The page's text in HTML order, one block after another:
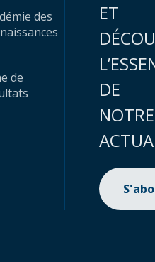
des
de
ET
DE
NOTRE